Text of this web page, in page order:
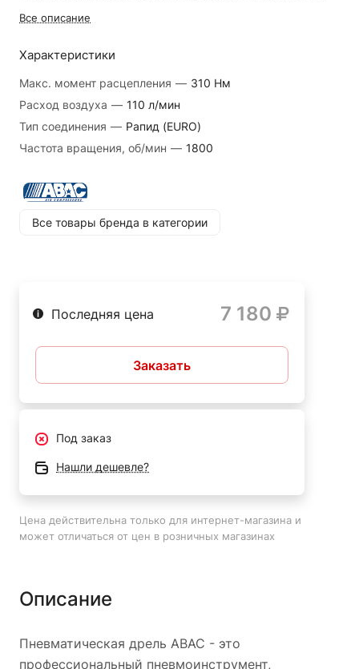
оснастки, данная модель имеет в конструкции
Клавиша пуска удобно расположена на рукоятке - для
простоты управления работой пневматической дрели
Рукоятка имеет выступ на основании - для надежного
удержания инструмента и предотвращения его
Преимущества:
Для более удобной работы, данная модель имеет
быстроразъемное соединение рапид
исправной работы инструмента на протяжении всего
срока службы
Все описание
Характеристики
Макс. момент расцепления — 310 Нм
Расход воздуха — 110 л/мин
Тип соединения — Рапид (EURO)
Частота вращения, об/мин — 1800
Все товары бренда в категории
Последняя цена 7 180
Заказать
Под заказ
Нашли дешевле?
Цена действительна только для интернет-магазина и
может отличаться от цен в розничных магазинах
Описание
Пневматическая дрель ABAC - это
профессиональный пневмоинструмент,